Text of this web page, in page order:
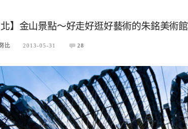
北】金山景點～好走好逛好藝術的朱銘美術館
比 2013-05-31 28